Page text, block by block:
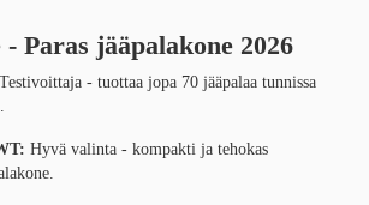
Paras jääpalakone 2026
Testivoittaja - tuottaa jopa 70 jääpalaa tunnissa
Hyvä valinta - kompakti ja tehokas